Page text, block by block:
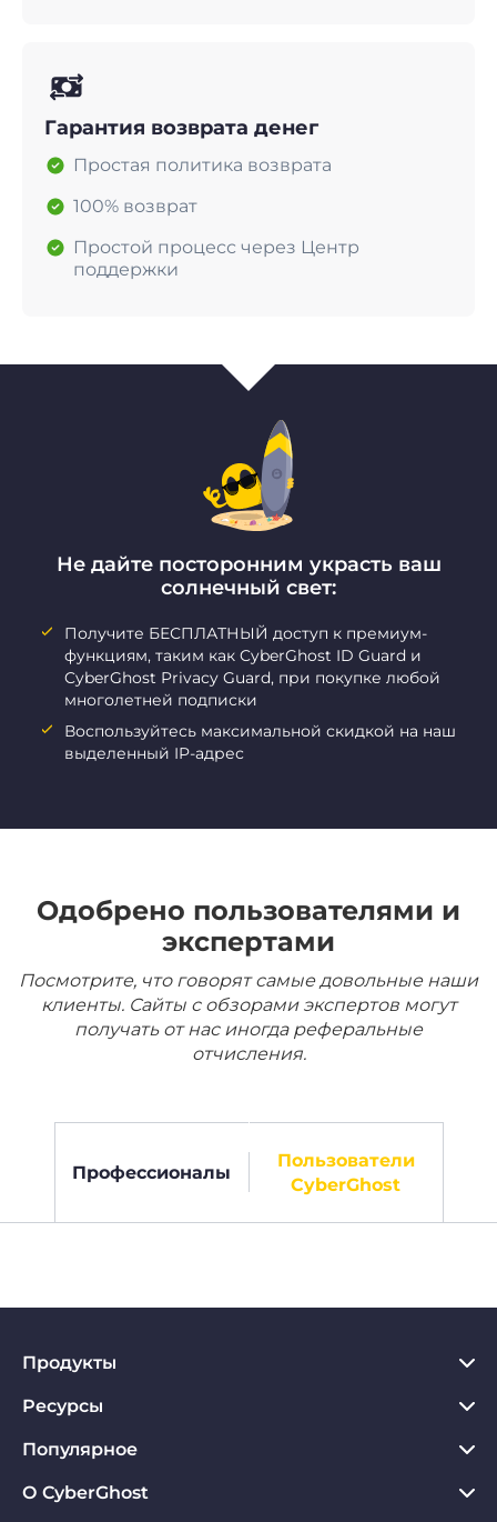
Гарантия возврата денег
Простая политика возврата
100% возврат
Простой процесс через Центр
поддержки
Не дайте посторонним украсть ваш
солнечный свет:
Получите БЕСПЛАТНЫЙ доступ к премиум-
функциям, таким как CyberGhost ID Guard и
CyberGhost Privacy Guard, при покупке любой
многолетней подписки
Воспользуйтесь максимальной скидкой на наш
выделенный IP-адрес
Одобрено пользователями и
экспертами
Посмотрите, что говорят самые довольные наши
клиенты. Сайты с обзорами экспертов могут
получать от нас иногда реферальные
отчисления.
Профессионалы
Пользователи
CyberGhost
Продукты
VPN для PC
VPN для Chrome
VPN для Mac
Ресурсы
Что такое VPN
Хаб по конфиденциальности
Популярное
Отзывы о CyberGhost VPN
О CyberGhost